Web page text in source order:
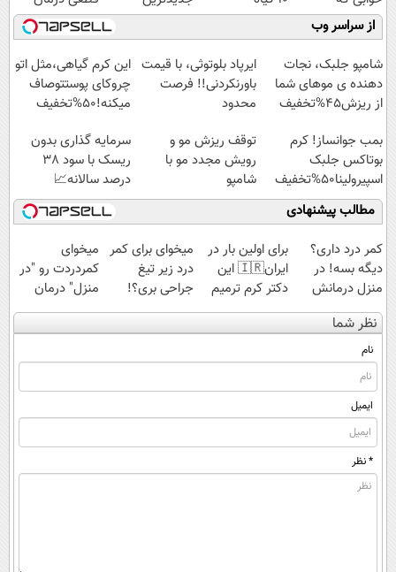
میلیاردر شد.
آموزش رایگان
موثر(تخفیف تا
امشب)
فناوری اروپا،
سبک و مقاوم |
پرداخت قسطی
کنید!
◗پرسش‌نامه◖
از سراسر وب
شامپو جلبک، نجات
دهنده ی موهای شما
از ریزش45%تخفیف
ایرپاد بلوتوثی، با قیمت
باورنکردنی!! فرصت
محدود
این کرم گیاهی،مثل اتو
چروکای پوستتوصاف
میکنه!50%تخفیف
بمب جوانساز! کرم
بوتاکس جلبک
اسپیرولینا50%تخفیف
توقف ریزش مو و
رویش مجدد مو با
شامپو
جلبک45%تخفیف
سرمایه گذاری بدون
ریسک با سود 38
درصد سالانه📈
مطالب پیشنهادی
کمر درد داری؟
دیگه بسه! در
منزل درمانش
کن
(◀پرسش‌نامه)
برای اولین بار در
ایران🇮🇷 این
دکتر کرم ترمیم
کننده 23 روزه
ساخت!
میخوای برای کمر
درد زیر تیغ
جراحی بری؟!
◗پرسش‌نامه رو
پر کن◖
میخوای
کمردردت رو "در
منزل" درمان
کنی؟ (◂فیلم +
◂پرسش‌نامه)
نظر شما
نام
ایمیل
* نظر